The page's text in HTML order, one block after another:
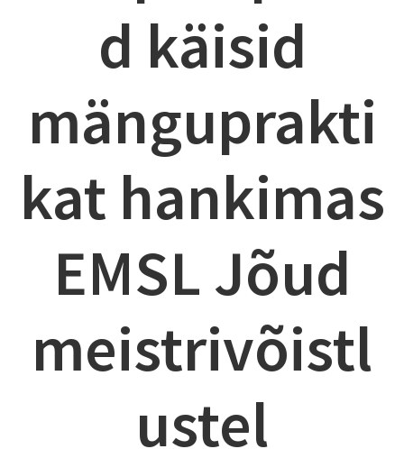
d käisid
mänguprakti
kat hankimas
EMSL Jõud
meistrivõistl
ustel